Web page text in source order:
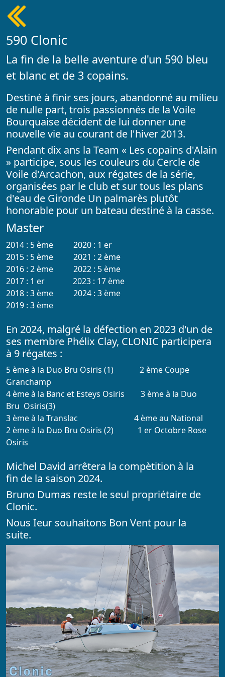
590 Clonic
La fin de la belle aventure d'un 590 bleu
et blanc et de 3 copains.
Destiné à finir ses jours, abandonné au milieu
de nulle part, trois passionnés de la Voile
Bourquaise décident de lui donner une
nouvelle vie au courant de l'hiver 2013.
Pendant dix ans la Team « Les copains d'Alain
» participe, sous les couleurs du Cercle de
Voile d'Arcachon, aux régates de la série,
organisées par le club et sur tous les plans
d'eau de Gironde Un palmarès plutôt
honorable pour un bateau destiné à la casse.
Master
2014 : 5 ème 2020 : 1 er
2015 : 5 ème 2021 : 2 ème
2016 : 2 ème 2022 : 5 ème
2017 : 1 er 2023 : 17 ème
2018 : 3 ème 2024 : 3 ème
2019 : 3 ème
En 2024, malgré la défection en 2023 d'un de
ses membre Phélix Clay, CLONIC participera
à 9 régates :
5 ème à la Duo Bru Osiris (1) 2 ème Coupe
Granchamp
4 ème à la Banc et Esteys Osiris 3 ème à la Duo
Bru Osiris(3)
3 ème à la Translac 4 ème au National
2 ème à la Duo Bru Osiris (2) 1 er Octobre Rose
Osiris
Michel David arrêtera la compètition à la
fin de la saison 2024.
Bruno Dumas reste le seul propriétaire de
Clonic.
Nous Ieur souhaitons Bon Vent pour la
suite.